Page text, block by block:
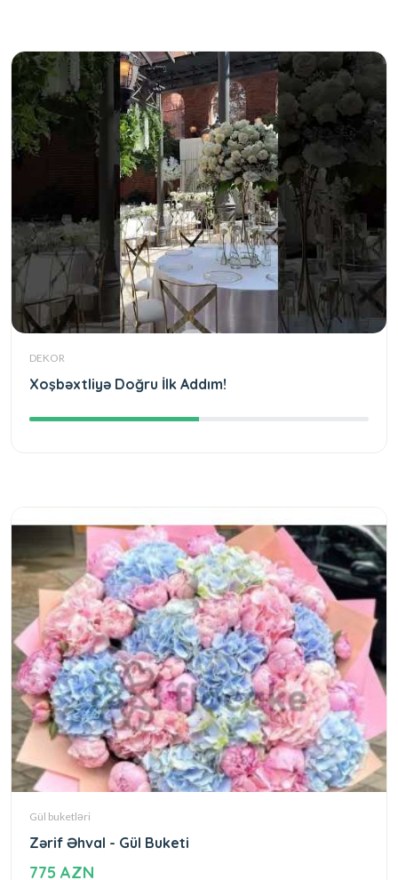
DEKOR
Xoşbəxtliyə Doğru İlk Addım!
Gül buketləri
Zərif Əhval - Gül Buketi
775 AZN